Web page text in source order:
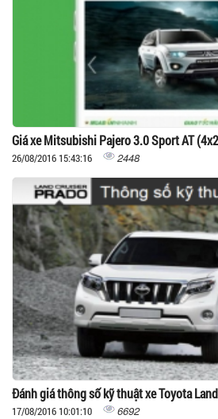
Giá xe Mitsubishi Pajero 3.0 Sport AT
26/08/2016 15:43:16 2448
Đánh giá thông số kỹ thuật xe Toyota
17/08/2016 10:01:10 6692